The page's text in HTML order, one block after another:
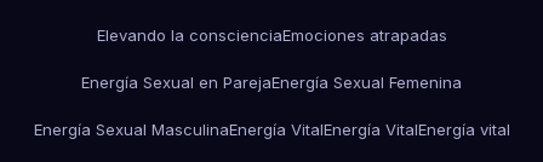
Elevando la conscienciaEmociones atrapadas
Energía Sexual en ParejaEnergía Sexual Femenina
Energía Sexual MasculinaEnergía VitalEnergía VitalEnergía vital